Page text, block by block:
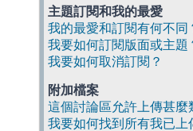
主題訂閱和我的最愛
我的最愛和訂閱有何不同
我要如何訂閱版面或主題
我要如何取消訂閱？
附加檔案
這個討論區允許上傳甚麼
我要如何找到所有我已上